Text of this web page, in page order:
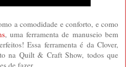
a comodidade e conforto, e como
, uma ferramenta de manuseio bem
Essa ferramenta é da Clover,
na Quilt & Craft Show, todos que